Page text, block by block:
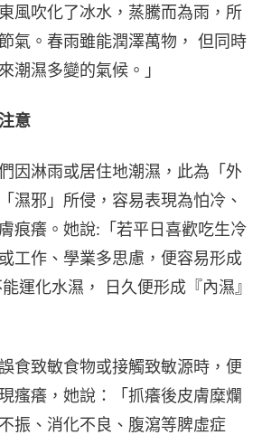
風吹化了冰水，蒸騰而為雨，所
氣。春雨雖能潤澤萬物， 但同時
潮濕多變的氣候。」
意
因淋雨或居住地潮濕，此為「外
濕邪」所侵，容易表現為怕冷、
痕癢。她說:「若平日喜歡吃生冷
工作、學業多思慮，便容易形成
運化水濕， 日久便形成『內濕』
食致敏食物或接觸致敏源時，便
瘙癢，她說：「抓癢後皮膚糜爛
振、消化不良、腹瀉等脾虛症